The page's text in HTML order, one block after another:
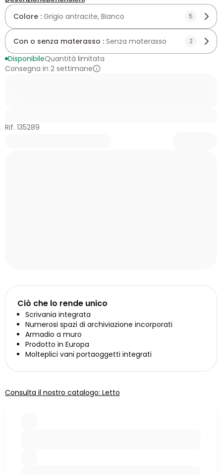
Colore : Grigio antracite, Bianco 5
Con o senza materasso : Senza materasso 2
DisponibileQuantità limitata
Consegna in 2 settimane
Rif. 135289
Ciò che lo rende unico
Scrivania integrata
Numerosi spazi di archiviazione incorporati
Armadio a muro
Prodotto in Europa
Molteplici vani portaoggetti integrati
Consulta il nostro catalogo: Letto